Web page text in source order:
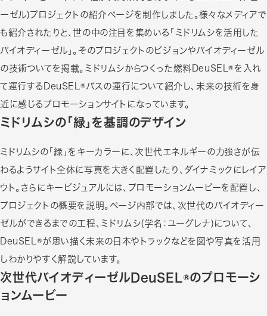
ーゼル)プロジェクトの紹介ページを制作しました。様々なメディアで
も紹介されたりと、世の中の注目を集めいる「ミドリムシを活用した
バイオディーゼル」。そのプロジェクトのビジョンやバイオディーゼル
の技術ついてを掲載。ミドリムシからつくった燃料DeuSEL®を入れ
て運行するDeuSEL®バスの運行について紹介し、未来の技術を身
近に感じるプロモーションサイトになっています。
ミドリムシの「緑」を基調のデザイン
ミドリムシの「緑」をキーカラーに、次世代エネルギーの力強さが伝
わるようサイト全体に写真を大きく配置したり、ダイナミックにレイア
ウト。さらにキービジュアルには、プロモーションムービーを配置し、
プロジェクトの概要を説明。ページ内部では、次世代のバイオディー
ゼルができるまでの工程、ミドリムシ(学名：ユーグレナ)について、
DeuSEL®が思い描く未来の日本やトラックなどを図や写真を活用
しわかりやすく解説しています。
次世代バイオディーゼルDeuSEL®のプロモーシ
ョンムービー